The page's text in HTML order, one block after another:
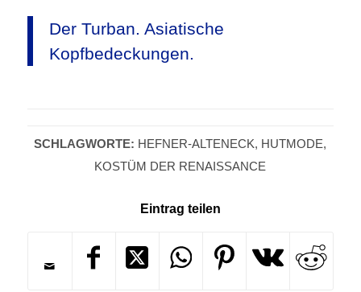
Der Turban. Asiatische
Kopfbedeckungen.
SCHLAGWORTE: HEFNER-ALTENECK, HUTMODE,
KOSTÜM DER RENAISSANCE
Eintrag teilen